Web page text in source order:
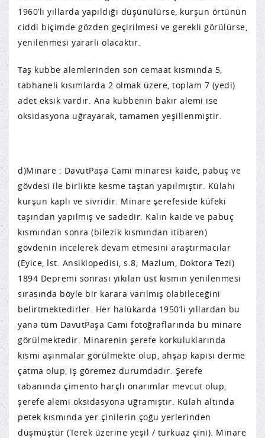
1960’lı yıllarda yapıldığı düşünülürse, kurşun örtünün
ciddi biçimde gözden geçirilmesi ve gerekli görülürse,
yenilenmesi yararlı olacaktır.
Taş kubbe alemlerinden son cemaat kısmında 5,
tabhaneli kısımlarda 2 olmak üzere, toplam 7 (yedi)
adet eksik vardır. Ana kubbenin bakır alemi ise
oksidasyona uğrayarak, tamamen yeşillenmiştir.
d)Minare : DavutPaşa Cami minaresi kaide, pabuç ve
gövdesi ile birlikte kesme taştan yapılmıştır. Külahı
kurşun kaplı ve sivridir. Minare şerefeside küfeki
taşından yapılmış ve sadedir. Kalın kaide ve pabuç
kısmından sonra (bilezik kısmından itibaren)
gövdenin incelerek devam etmesini araştırmacılar
(Eyice, İst. Ansiklopedisi, s.8; Mazlum, Doktora Tezi)
1894 Depremi sonrası yıkılan üst kısmın yenilenmesi
sırasında böyle bir karara varılmış olabileceğini
belirtmektedirler. Her halükarda 1950’li yıllardan bu
yana tüm DavutPaşa Cami fotoğraflarında bu minare
görülmektedir. Minarenin şerefe korkuluklarında
kısmi aşınmalar görülmekte olup, ahşap kapısı derme
çatma olup, iş göremez durumdadır. Şerefe
tabanında çimento harçlı onarımlar mevcut olup,
şerefe alemi oksidasyona uğramıştır. Külah altında
petek kısmında yer çinilerin çoğu yerlerinden
düşmüştür (Terek üzerine yeşil / turkuaz çini). Minare